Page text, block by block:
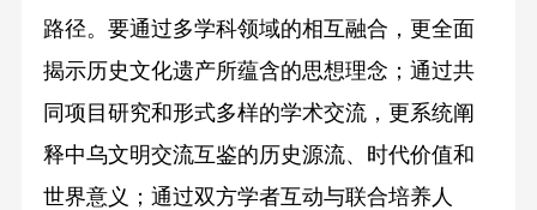
路径。要通过多学科领域的相互融合，更全面
揭示历史文化遗产所蕴含的思想理念；通过共
同项目研究和形式多样的学术交流，更系统阐
释中乌文明交流互鉴的历史源流、时代价值和
世界意义；通过双方学者互动与联合培养人